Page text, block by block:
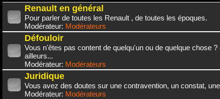
Renault en général
Pour parler de toutes les Renault , de toutes les époques.
Modérateur: Modérateurs
Défouloir
Vous n'êtes pas content de quelqu'un ou de quelque chose
ailleurs...
Modérateur: Modérateurs
Juridique
Vous avez des doutes sur une contravention, un constat,
Modérateur: Modérateurs